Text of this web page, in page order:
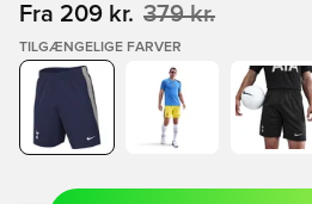
Fra 209 kr. 379 kr.
TILGÆNGELIGE FARVER